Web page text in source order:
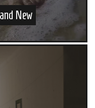
New